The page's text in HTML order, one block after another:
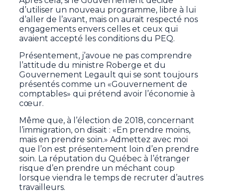
d’utiliser un nouveau programme, libre à lui
d’aller de l’avant, mais on aurait respecté nos
engagements envers celles et ceux qui
avaient accepté les conditions du PEQ.
Présentement, j’avoue ne pas comprendre
l’attitude du ministre Roberge et du
Gouvernement Legault qui se sont toujours
présentés comme un «Gouvernement de
comptables» qui prétend avoir l’économie à
cœur.
Même que, à l’élection de 2018, concernant
l’immigration, on disait : «En prendre moins,
mais en prendre soin.» Admettez avec moi
que l’on est présentement loin d’en prendre
soin. La réputation du Québec à l’étranger
risque d’en prendre un méchant coup
lorsque viendra le temps de recruter d’autres
travailleurs.